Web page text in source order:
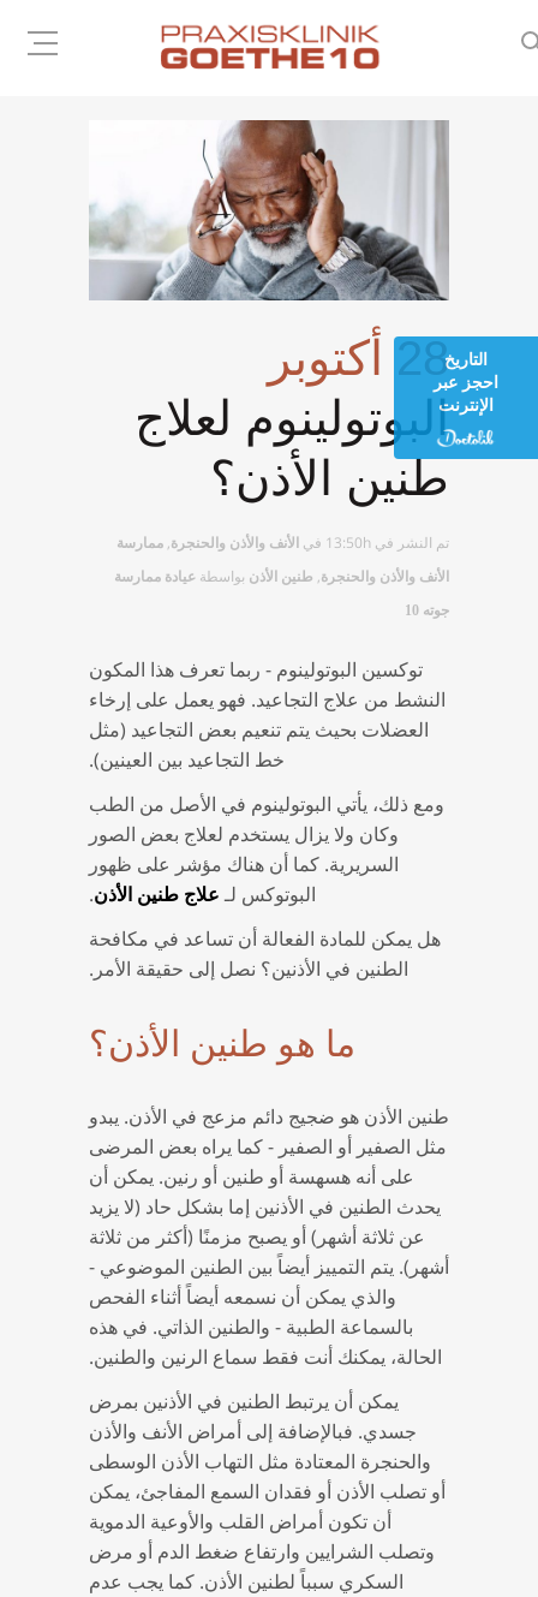
28 أكتوبر
البوتولينوم لعلاج
طنين الأذن؟
تم النشر في 13:50h في الأنف والأذن والحنجرة, ممارسة
الأنف والأذن والحنجرة, طنين الأذن بواسطة عيادة ممارسة
جوته 10
توكسين البوتولينوم - ربما تعرف هذا المكون
النشط من علاج التجاعيد. فهو يعمل على إرخاء
العضلات بحيث يتم تنعيم بعض التجاعيد (مثل
خط التجاعيد بين العينين).
ومع ذلك، يأتي البوتولينوم في الأصل من الطب
وكان ولا يزال يستخدم لعلاج بعض الصور
السريرية. كما أن هناك مؤشر على ظهور
البوتوكس لـ علاج طنين الأذن.
هل يمكن للمادة الفعالة أن تساعد في مكافحة
الطنين في الأذنين؟ نصل إلى حقيقة الأمر.
ما هو طنين الأذن؟
طنين الأذن هو ضجيج دائم مزعج في الأذن. يبدو
مثل الصفير أو الصفير - كما يراه بعض المرضى
على أنه هسهسة أو طنين أو رنين. يمكن أن
يحدث الطنين في الأذنين إما بشكل حاد (لا يزيد
عن ثلاثة أشهر) أو يصبح مزمنًا (أكثر من ثلاثة
أشهر). يتم التمييز أيضاً بين الطنين الموضوعي -
والذي يمكن أن نسمعه أيضاً أثناء الفحص
بالسماعة الطبية - والطنين الذاتي. في هذه
الحالة، يمكنك أنت فقط سماع الرنين والطنين.
يمكن أن يرتبط الطنين في الأذنين بمرض
جسدي. فبالإضافة إلى أمراض الأنف والأذن
والحنجرة المعتادة مثل التهاب الأذن الوسطى
أو تصلب الأذن أو فقدان السمع المفاجئ، يمكن
أن تكون أمراض القلب والأوعية الدموية
وتصلب الشرايين وارتفاع ضغط الدم أو مرض
السكري سبباً لطنين الأذن. كما يجب عدم
التاريخ
احجز عبر
الإنترنت